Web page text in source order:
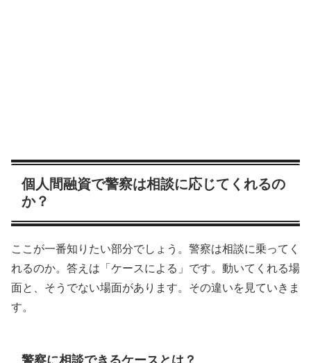
個人間融資で警察は相談に応じてくれるの
か？
ここが一番知りたい部分でしょう。警察は相談に乗ってく
れるのか。答えは「ケースによる」です。動いてくれる場
面と、そうでない場面があります。その違いを見ていきま
す。
警察に相談できるケースとは？